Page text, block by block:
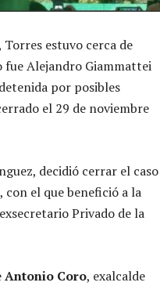
Torres estuvo cerca de
fue Alejandro Giammattei
por posibles
el 29 de noviembre
decidió cerrar el caso
el que benefició a la
Privado de la
Antonio Coro, exalcalde